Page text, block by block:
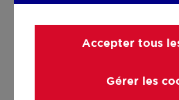
Accepter tous
Gérer les